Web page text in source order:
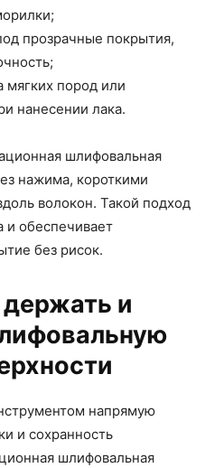
прозрачные покрытия,
мягких пород или
нанесении лака.
шлифовальная
нажима, короткими
волокон. Такой подход
и обеспечивает
без рисок.
и
напрямую
и сохранность
шлифовальная